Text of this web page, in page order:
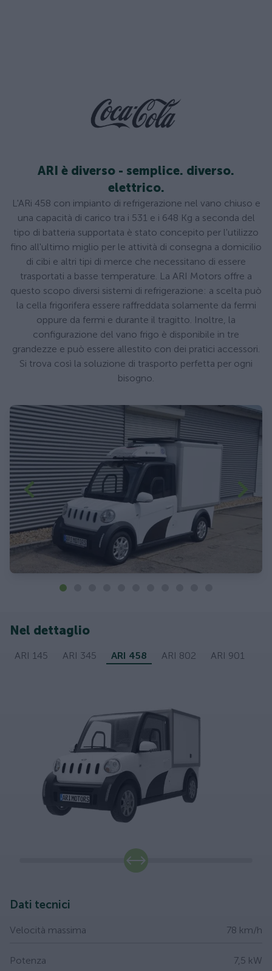
ARI è diverso - semplice. diverso.
elettrico.
L'ARi 458 con impianto di refrigerazione nel vano chiuso e
una capacità di carico tra i 531 e i 648 Kg a seconda del
tipo di batteria supportata è stato concepito per l'utilizzo
fino all'ultimo miglio per le attività di consegna a domicilio
di cibi e altri tipi di merce che necessitano di essere
trasportati a basse temperature. La ARI Motors offre a
questo scopo diversi sistemi di refrigerazione: a scelta può
la cella frigorifera essere raffreddata solamente da fermi
oppure da fermi e durante il tragitto. Inoltre, la
configurazione del vano frigo è disponibile in tre
grandezze e può essere allestito con dei pratici accessori.
Si trova così la soluzione di trasporto perfetta per ogni
bisogno.
Nel dettaglio
ARI 145 ARI 345 ARI 458 ARI 802 ARI 901
Dati tecnici
Velocità massima 78 km/h
Potenza 7,5 kW